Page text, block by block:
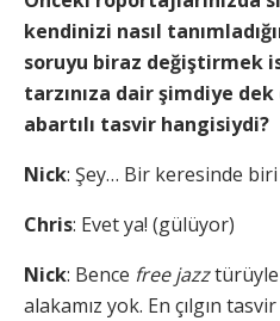
kendinizi nasıl
soruyu biraz değiştirmek
tarzınıza dair şimdiye dek
abartılı tasvir hangisiydi?
Nick: Şey… Bir keresinde
Chris: Evet ya! (gülüyor)
Nick: Bence free jazztürüyle
alakamız yok. En çılgın